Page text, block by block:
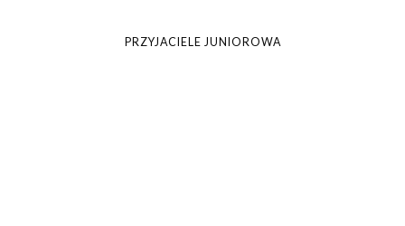
PRZYJACIELE JUNIOROWA